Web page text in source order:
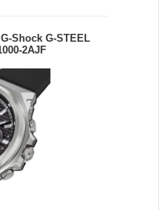
Shock G-STEEL
2AJF